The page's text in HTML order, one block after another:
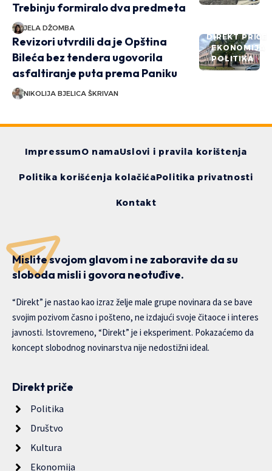
Trebinju formiralo dva predmeta
JELA DŽOMBA
DIREKT PRIČE
EKONOMIJA
POLITIKA
Revizori utvrdili da je Opština
Bileća bez tendera ugovorila
asfaltiranje puta prema Paniku
NIKOLIJA BJELICA ŠKRIVAN
ImpressumO namaUslovi i pravila korištenja
Politika korišćenja kolačićaPolitika privatnosti
Kontakt
Mislite svojom glavom i ne zaboravite da su
sloboda misli i govora neotuđive.
“Direkt” je nastao kao izraz želje male grupe novinara da se bave
svojim pozivom časno i pošteno, ne izdajući svoje čitaoce i interes
javnosti. Istovremeno, “Direkt” je i eksperiment. Pokazaćemo da
koncept slobodnog novinarstva nije nedostižni ideal.
Direkt priče
Politika
Društvo
Kultura
Ekonomija